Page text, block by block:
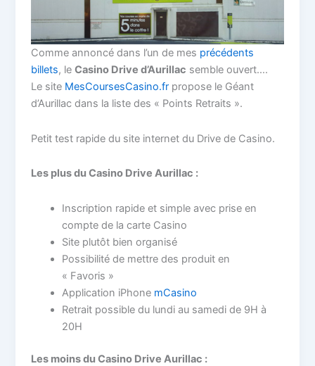
Comme annoncé dans l’un de mes précédents
billets, leCasino Drive d’Aurillac semble ouvert….
Le site MesCoursesCasino.fr propose le Géant
d’Aurillac dans la liste des « Points Retraits ».
Petit test rapide du site internet du Drive de Casino.
Les plus du Casino Drive Aurillac :
Inscription rapide et simple avec prise en
compte de la carte Casino
Site plutôt bien organisé
Possibilité de mettre des produit en
« Favoris »
Application iPhone mCasino
Retrait possible du lundi au samedi de 9H à
20H
Les moins du Casino Drive Aurillac :